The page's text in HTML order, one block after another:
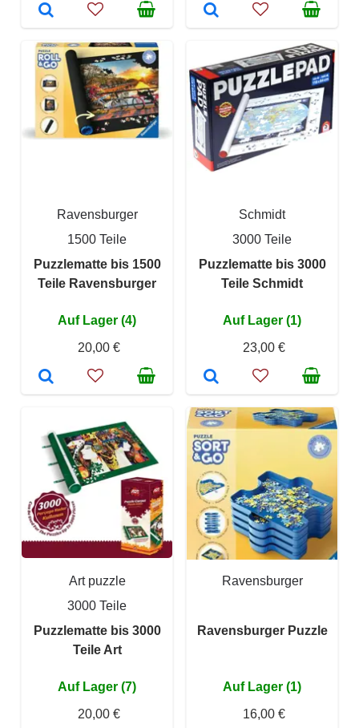
Ravensburger
1500 Teile
Puzzlematte bis 1500
Teile Ravensburger
Auf Lager (4)
20,00 €
Schmidt
3000 Teile
Puzzlematte bis 3000
Teile Schmidt
Auf Lager (1)
23,00 €
Art puzzle
3000 Teile
Puzzlematte bis 3000
Teile Art
Auf Lager (7)
20,00 €
Ravensburger
Ravensburger Puzzle
Auf Lager (1)
16,00 €